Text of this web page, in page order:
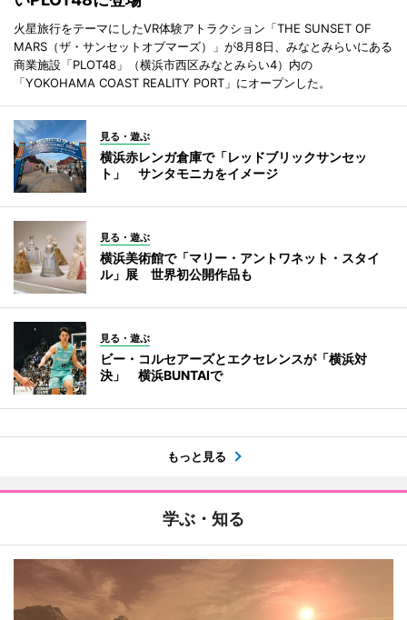
火星旅行をテーマにしたVR体験アトラクション「THE SUNSET OF
MARS（ザ・サンセットオブマーズ）」が8月8日、みなとみらいにある
商業施設「PLOT48」（横浜市西区みなとみらい4）内の
「YOKOHAMA COAST REALITY PORT」にオープンした。
見る・遊ぶ
横浜赤レンガ倉庫で「レッドブリックサンセッ
ト」 サンタモニカをイメージ
見る・遊ぶ
横浜美術館で「マリー・アントワネット・スタイ
ル」展 世界初公開作品も
見る・遊ぶ
ビー・コルセアーズとエクセレンスが「横浜対
決」 横浜BUNTAIで
もっと見る
学ぶ・知る